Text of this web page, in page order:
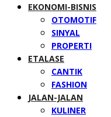
EKONOMI-BISNIS
OTOMOTIF
SINYAL
PROPERTI
ETALASE
CANTIK
FASHION
JALAN-JALAN
KULINER